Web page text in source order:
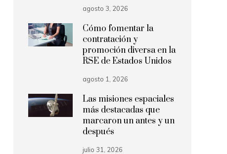
agosto 3, 2026
Cómo fomentar la
contratación y
promoción diversa en la
RSE de Estados Unidos
agosto 1, 2026
Las misiones espaciales
más destacadas que
marcaron un antes y un
después
julio 31, 2026